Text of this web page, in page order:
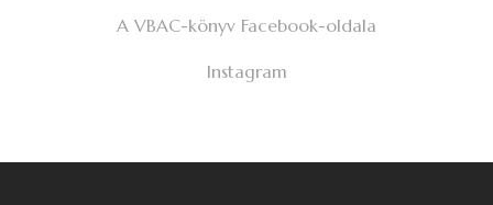
A VBAC-könyv Facebook-oldala
Instagram